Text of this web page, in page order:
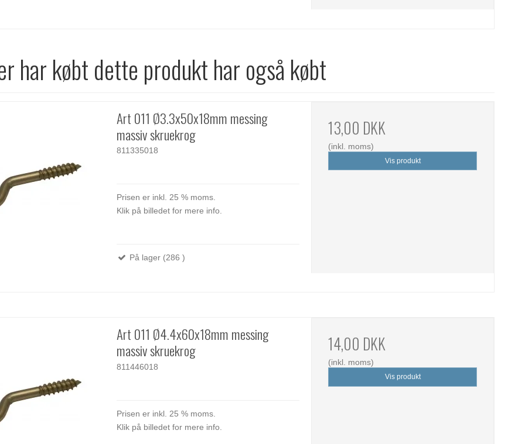
har købt dette produkt har også købt
Art 011 Ø3.3x50x18mm messing
massiv skruekrog
811335018
Prisen er inkl. 25 % moms.
Klik på billedet for mere info.
På lager (286 )
13,00 DKK
(inkl. moms)
Vis produkt
Art 011 Ø4.4x60x18mm messing
massiv skruekrog
811446018
Prisen er inkl. 25 % moms.
Klik på billedet for mere info.
14,00 DKK
(inkl. moms)
Vis produkt